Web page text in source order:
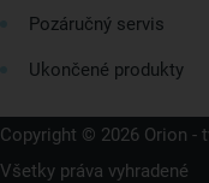
Pozáručný servis
Ukončené produkty
Copyright © 2026 Orion -
Všetky práva vyhradené